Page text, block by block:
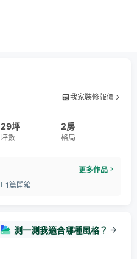
我家裝修報價
29坪
坪數
2房
格局
更多作品
1篇開箱
測一測我適合哪種風格？